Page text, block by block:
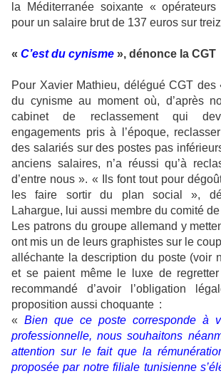
la Méditerranée soixante «
pour un salaire brut de 137 euros sur
« C’est du cynisme », dénonce la CGT
Pour Xavier Mathieu, délégué CGT des
du cynisme au moment où, d’après
cabinet de reclassement qui
engagements pris à l’époque,
des salariés sur des postes pas
anciens salaires, n’a réussi qu’à
d’entre nous ». « Ils font tout pour
les faire sortir du plan social »,
Lahargue, lui aussi membre du comité de
Les patrons du groupe allemand y
ont mis un de leurs graphistes sur le
alléchante la description du poste (voir
et se paient même le luxe de
recommandé d’avoir l’obligation
proposition aussi choquante :
« Bien que ce poste corresponde à
professionnelle, nous souhaitons
attention sur le fait que la
proposée par notre filiale tunisienne